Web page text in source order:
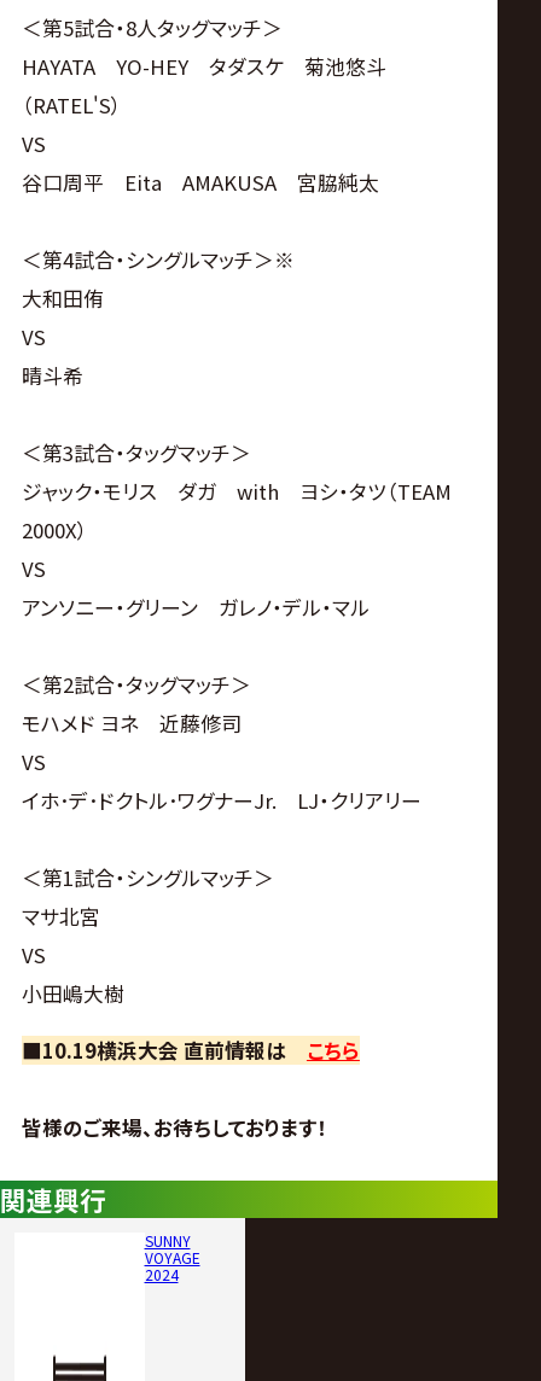
＜第5試合・8人タッグマッチ＞
HAYATA YO-HEY タダスケ 菊池悠斗
（RATEL'S）
VS
谷口周平 Eita AMAKUSA 宮脇純太
＜第4試合・シングルマッチ＞※
大和田侑
VS
晴斗希
＜第3試合・タッグマッチ＞
ジャック・モリス ダガ with ヨシ・タツ（TEAM
2000X）
VS
アンソニー・グリーン ガレノ・デル・マル
＜第2試合・タッグマッチ＞
モハメド ヨネ 近藤修司
VS
イホ･デ･ドクトル･ワグナーJr. LJ・クリアリー
＜第1試合・シングルマッチ＞
マサ北宮
VS
小田嶋大樹
■10.19横浜大会 直前情報は こちら
皆様のご来場、お待ちしております！
関連興行
SUNNY
VOYAGE
2024